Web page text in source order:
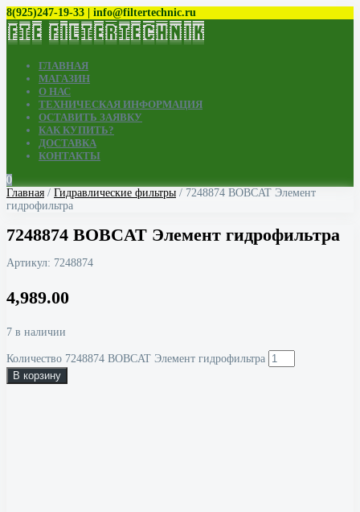
8(925)247-19-33 | info@filtertechnic.ru
ГЛАВНАЯ
МАГАЗИН
О НАС
ТЕХНИЧЕСКАЯ ИНФОРМАЦИЯ
ОСТАВИТЬ ЗАЯВКУ
КАК КУПИТЬ?
ДОСТАВКА
КОНТАКТЫ
0
Главная / Гидравлические фильтры / 7248874 BOBCAT Элемент
гидрофильтра
7248874 BOBCAT Элемент гидрофильтра
Артикул: 7248874
4,989.00
7 в наличии
Количество 7248874 BOBCAT Элемент гидрофильтра
В корзину